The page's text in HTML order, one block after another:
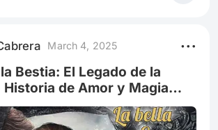
Bella se asomó por la ventana
a ocho caballeros de Adam, que
ellos, perseguidos p
March 4, 2025
Bestia: El Legado de la
de Amor y Magia
Bella, Adam y su Hijo"